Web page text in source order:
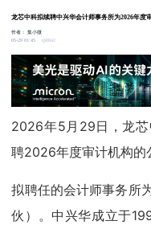
龙芯中科拟续聘中兴华会计师事务所为2026年度
作者：集小微
05-29 01:45
8842
2026年5月29日，龙
聘2026年度审计机构的
拟聘任的会计师事务所
伙）。中兴华成立于